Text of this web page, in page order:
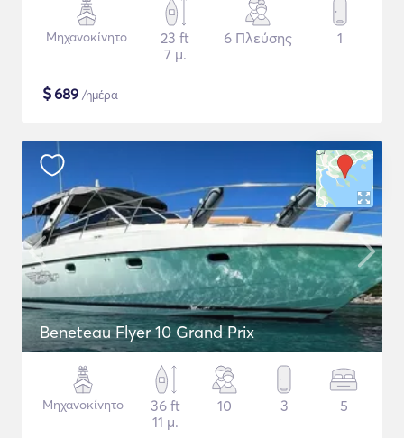
Μηχανοκίνητο
23 ft
7 μ.
6 Πλεύσης 1
$689 /ημέρα
Beneteau Flyer 10 Grand Prix
Μηχανοκίνητο
36 ft
11 μ.
10 3 5